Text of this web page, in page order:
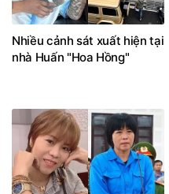
Nhiều cảnh sát xuất hiện tại
nhà Huấn "Hoa Hồng"